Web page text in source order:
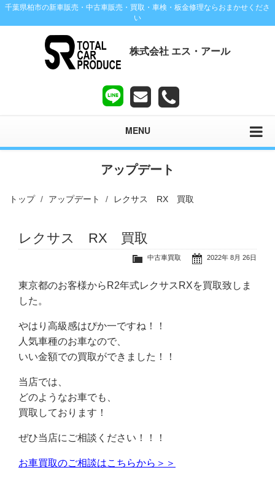
千葉県柏市の新車販売・中古車販売・買取・車検・板金修理ならおまかせくださ
い
株式会社 エス・アール
MENU
アップデート
トップ アップデート レクサス RX 買取
レクサス RX 買取
2022年 8月 26日
中古車買取
東京都のお客様からR2年式レクサスRXを買取致しま
した。
やはり高級感はぴか一ですね！！
人気車種のお車なので、
いい金額での買取ができました！！
当店では、
どのようなお車でも、
買取しております！
ぜひ当店にご相談ください！！！
お車買取のご相談はこちらから＞＞